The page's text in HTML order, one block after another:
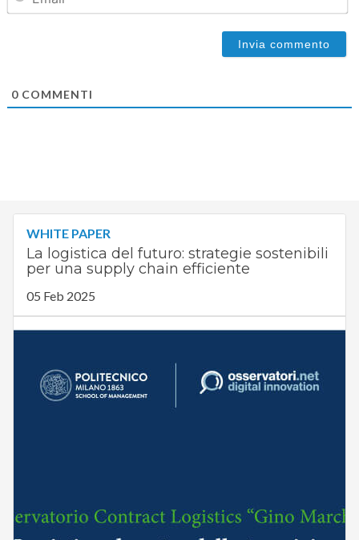
0COMMENTI
WHITE PAPER
La logistica del futuro: strategie sostenibili
per una supply chain efficiente
05 Feb 2025